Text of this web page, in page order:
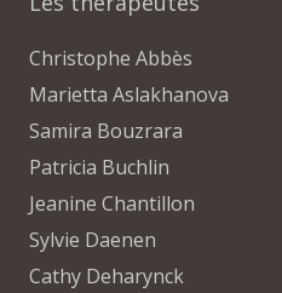
Christophe Abbès
Marietta Aslakhanova
Samira Bouzrara
Patricia Buchlin
Jeanine Chantillon
Sylvie Daenen
Cathy Deharynck